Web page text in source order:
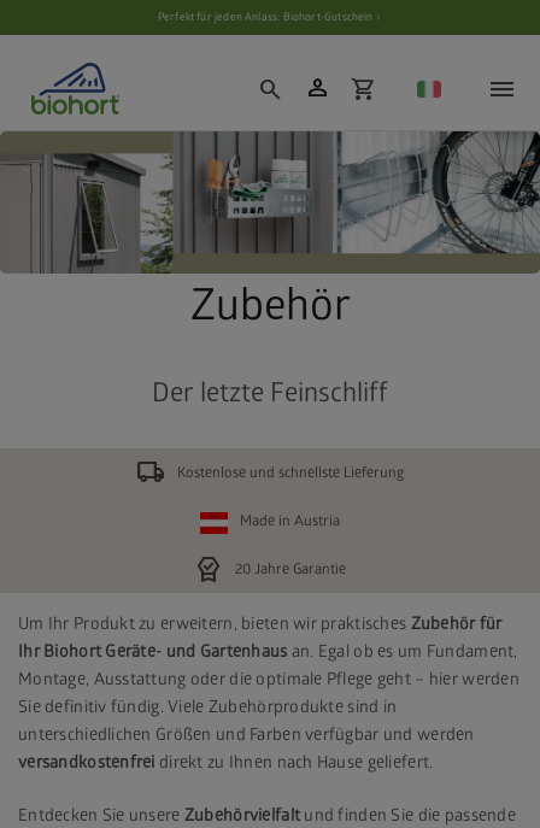
Perfekt für jeden Anlass: Biohort-Gutschein ›
search person shopping_cart
Zubehör
Der letzte Feinschliff
local_shipping Kostenlose und schnellste Lieferung
Made in Austria
editor_choice 20 Jahre Garantie
Um Ihr Produkt zu erweitern, bieten wir praktisches Zubehör für
Ihr Biohort Geräte- und Gartenhaus an. Egal ob es um Fundament,
Montage, Ausstattung oder die optimale Pflege geht – hier werden
Sie definitiv fündig. Viele Zubehörprodukte sind in
unterschiedlichen Größen und Farben verfügbar und werden
versandkostenfrei direkt zu Ihnen nach Hause geliefert.
Entdecken Sie unsere Zubehörvielfaltund finden Sie die passende